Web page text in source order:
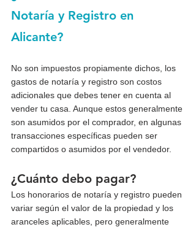
Notaría y Registro en
Alicante?
No son impuestos propiamente dichos, los
gastos de notaría y registro son costos
adicionales que debes tener en cuenta al
vender tu casa. Aunque estos generalmente
son asumidos por el comprador, en algunas
transacciones específicas pueden ser
compartidos o asumidos por el vendedor.
¿Cuánto debo pagar?
Los honorarios de notaría y registro pueden
variar según el valor de la propiedad y los
aranceles aplicables, pero generalmente